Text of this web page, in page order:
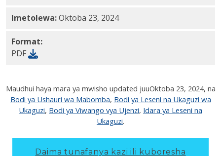
Imetolewa:Oktoba 23, 2024
Format:
PDF
Maudhui haya mara ya mwisho updated juuOktoba 23, 2024, na
Bodi ya Ushauri wa Mabomba, Bodi ya Leseni na Ukaguzi wa
Ukaguzi, Bodi ya Viwango vya Ujenzi, Idara ya Leseni na
Ukaguzi.
Daima tunafanya kazi ili kuboresha